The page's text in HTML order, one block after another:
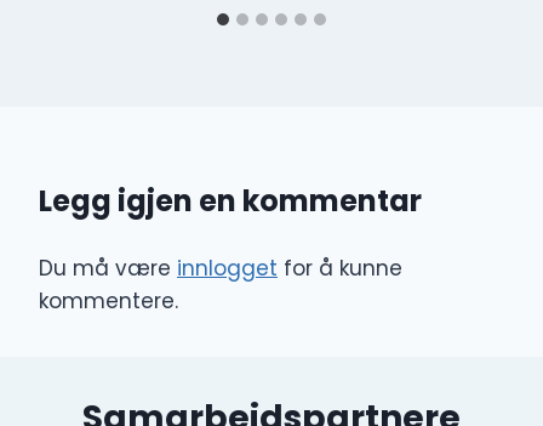
Legg igjen en kommentar
Du må være innlogget for å kunne
kommentere.